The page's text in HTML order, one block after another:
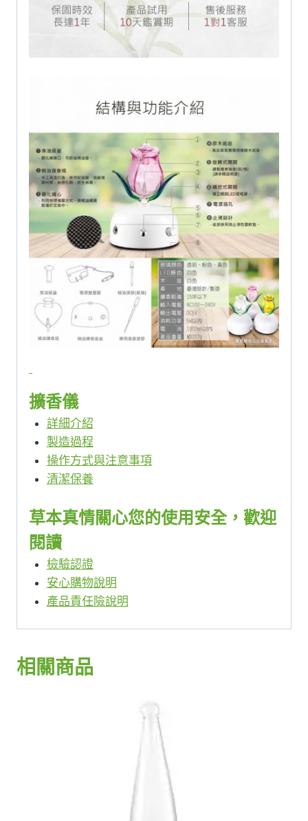
擴香儀
詳細介紹
製造過程
操作方式與注意事項
清潔保養
草本真情關心您的使用安全，歡迎
閱讀
檢驗認證
安心購物說明
產品責任險說明
相關商品